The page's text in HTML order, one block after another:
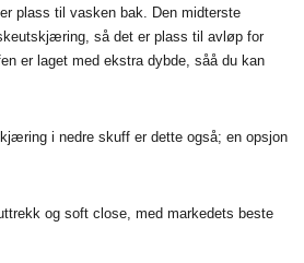
plass til vasken bak. Den midterste
så det er plass til avløp for
er laget med ekstra dybde, såå du kan
i nedre skuff er dette også; en opsjon
og soft close, med markedets beste